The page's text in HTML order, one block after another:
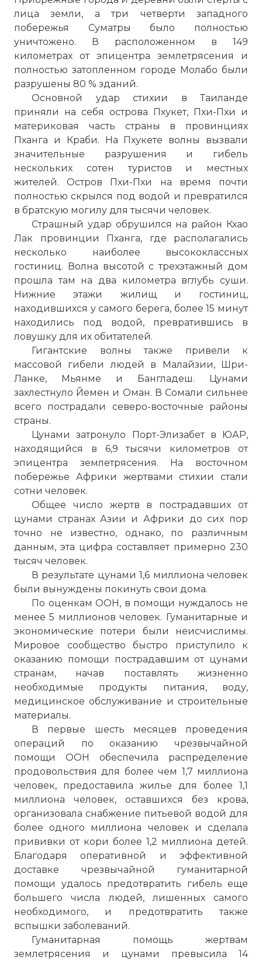
лица земли, а три четверти западного
побережья Суматры было полностью
уничтожено. В расположенном в 149
километрах от эпицентра землетрясения и
полностью затопленном городе Молабо были
разрушены 80 % зданий.
Основной удар стихии в Таиланде
приняли на себя острова Пхукет, Пхи-Пхи и
материковая часть страны в провинциях
Пханга и Краби. На Пхукете волны вызвали
значительные разрушения и гибель
нескольких сотен туристов и местных
жителей. Остров Пхи-Пхи на время почти
полностью скрылся под водой и превратился
в братскую могилу для тысячи человек.
Страшный удар обрушился на район Кхао
Лак провинции Пханга, где располагались
несколько наиболее высококлассных
гостиниц. Волна высотой с трехэтажный дом
прошла там на два километра вглубь суши.
Нижние этажи жилищ и гостиниц,
находившихся у самого берега, более 15 минут
находились под водой, превратившись в
ловушку для их обитателей.
Гигантские волны также привели к
массовой гибели людей в Малайзии, Шри-
Ланке, Мьянме и Бангладеш. Цунами
захлестнуло Йемен и Оман. В Сомали сильнее
всего пострадали северо-восточные районы
страны.
Цунами затронуло Порт-Элизабет в ЮАР,
находящийся в 6,9 тысячи километров от
эпицентра землетрясения. На восточном
побережье Африки жертвами стихии стали
сотни человек.
Общее число жертв в пострадавших от
цунами странах Азии и Африки до сих пор
точно не известно, однако, по различным
данным, эта цифра составляет примерно 230
тысяч человек.
В результате цунами 1,6 миллиона человек
были вынуждены покинуть свои дома.
По оценкам ООН, в помощи нуждалось не
менее 5 миллионов человек. Гуманитарные и
экономические потери были неисчислимы.
Мировое сообщество быстро приступило к
оказанию помощи пострадавшим от цунами
странам, начав поставлять жизненно
необходимые продукты питания, воду,
медицинское обслуживание и строительные
материалы.
В первые шесть месяцев проведения
операций по оказанию чрезвычайной
помощи ООН обеспечила распределение
продовольствия для более чем 1,7 миллиона
человек, предоставила жилье для более 1,1
миллиона человек, оставшихся без крова,
организовала снабжение питьевой водой для
более одного миллиона человек и сделала
прививки от кори более 1,2 миллиона детей.
Благодаря оперативной и эффективной
доставке чрезвычайной гуманитарной
помощи удалось предотвратить гибель еще
большего числа людей, лишенных самого
необходимого, и предотвратить также
вспышки заболеваний.
Гуманитарная помощь жертвам
землетрясения и цунами превысила 14
☓
Землетрясение было необыкновенно
большим в географическом смысле.
Произошёл сдвиг около 1200 км (по
некоторым оценкам — 1600 км) породы
на расстояние в 15 м вдоль зоны
субдукции, в результате чего Индийская
плита сдвинулась под Бирманскую
плиту.
Фото статьи: